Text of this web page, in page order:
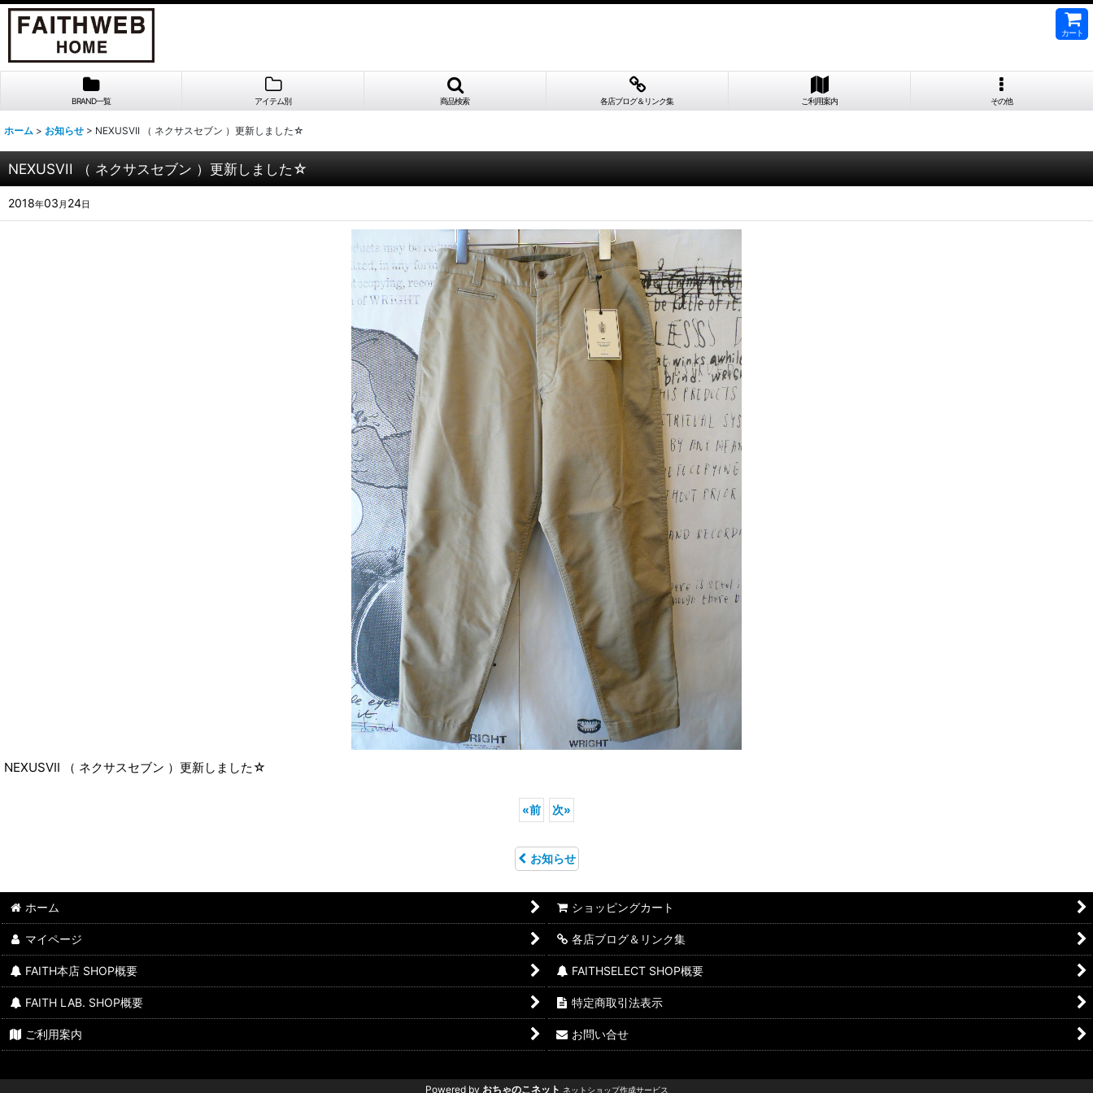
カート
BRAND一覧 アイテム別 商品検索 各店ブログ＆リンク集 ご利用案内 その他
ホーム > お知らせ > NEXUSVII （ ネクサスセブン ）更新しました☆
NEXUSVII （ ネクサスセブン ）更新しました☆
2018年03 月 24日
NEXUSVII （ ネクサスセブン ）更新しました☆
«前 次»
お知らせ
ホーム ショッピングカート
マイページ 各店ブログ＆リンク集
FAITH本店 SHOP概要 FAITHSELECT SHOP概要
FAITH LAB. SHOP概要 特定商取引法表示
ご利用案内 お問い合せ
Powered by おちゃのこネット ネットショップ作成サービス